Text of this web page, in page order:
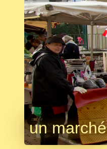
un marché